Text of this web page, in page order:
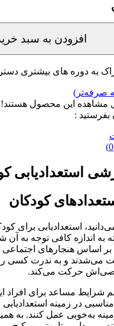
افزودن به سبد
به دوره های بیشتری
صرفه‌تر)
مشاهده این محصول هستند!
بفرستید :
استعدادیابی
کودکان
استعدادیابی برای
به اندازه کافی توجه به آن
بر اساس هنجارهای
می‌شدند و به ندرت کسی
حرکت می‌کند.
شرایط مساعد برای افراد
در زمینه
زمینه به‌خوبی عمل کنند. به